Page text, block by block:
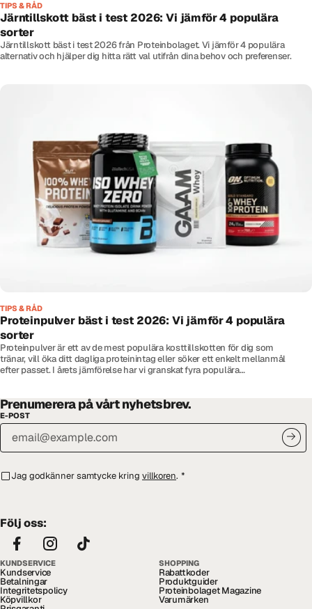
TIPS & RÅD
Järntillskott bäst i test 2026: Vi jämför 4 populära
sorter
Järntillskott bäst i test 2026 från Proteinbolaget. Vi jämför 4 populära
alternativ och hjälper dig hitta rätt val utifrån dina behov och preferenser.
TIPS & RÅD
Proteinpulver bäst i test 2026: Vi jämför 4 populära
sorter
Proteinpulver är ett av de mest populära kosttillskotten för dig som
tränar, vill öka ditt dagliga proteinintag eller söker ett enkelt mellanmål
efter passet. I årets jämförelse har vi granskat fyra populära
Prenumerera på vårt nyhetsbrev.
E-POST
Jag godkänner samtycke kring villkoren. *
Följ oss:
KUNDSERVICE
Kundservice
Betalningar
Integritetspolicy
Köpvillkor
SHOPPING
Rabattkoder
Produktguider
Proteinbolaget Magazine
Varumärken